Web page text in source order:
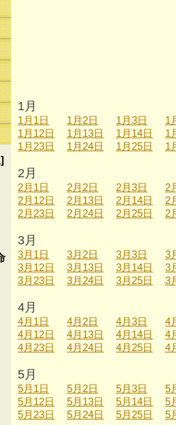
1月
1月1日 1月2日 1月3日
1
1月12日
1月13日 1月14日
1
1月23日
1月24日 1月25日 1
2月
2月1日 2月2日 2月3日
2
2月12日
2月13日 2月14日
2
2月23日
2月24日 2月25日 2
3月
3月1日 3月2日 3月3日
3
3月12日
3月13日 3月14日
3
3月23日
3月24日 3月25日 3
4月
4月1日 4月2日 4月3日
4
4月12日
4月13日 4月14日
4
4月23日
4月24日 4月25日 4
5月
5月1日 5月2日 5月3日
5
5月12日
5月13日 5月14日
5
5月23日
5月24日 5月25日 5